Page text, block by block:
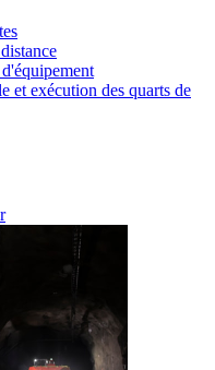
et exécution des quarts de